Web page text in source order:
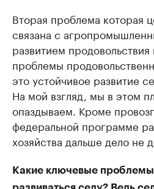
Вторая проблема которая
связана с
развитием
проблемы
это устойчивое развитие
На мой взгляд, мы в этом
опаздываем. Кроме
федеральной программе
хозяйства дальше дело не
Какие ключевые